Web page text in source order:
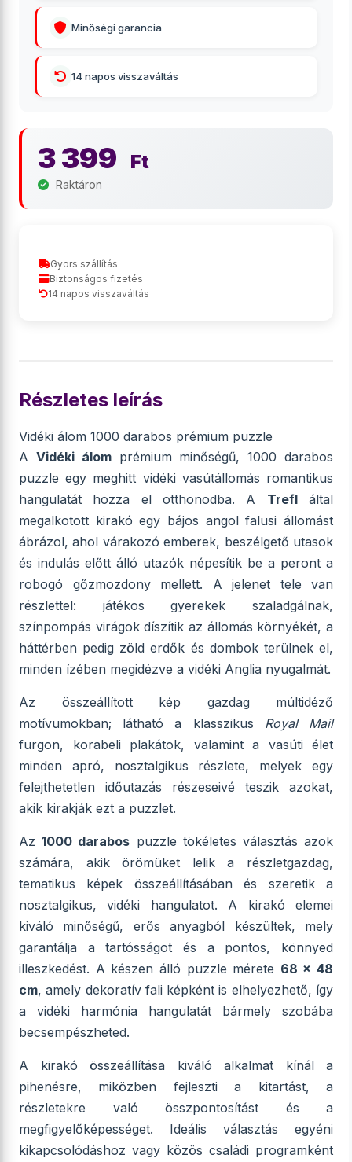
Minőségi garancia
14 napos visszaváltás
3 399 Ft
Raktáron
Gyors szállítás
Biztonságos fizetés
14 napos visszaváltás
Részletes leírás
Vidéki álom 1000 darabos prémium puzzle
A Vidéki álomprémium minőségű, 1000 darabos
puzzle egy meghitt vidéki vasútállomás romantikus
hangulatát hozza el otthonodba. A Trefláltal
megalkotott kirakó egy bájos angol falusi állomást
ábrázol, ahol várakozó emberek, beszélgető utasok
és indulás előtt álló utazók népesítik be a peront a
robogó gőzmozdony mellett. A jelenet tele van
részlettel: játékos gyerekek szaladgálnak,
színpompás virágok díszítik az állomás környékét, a
háttérben pedig zöld erdők és dombok terülnek el,
minden ízében megidézve a vidéki Anglia nyugalmát.
Az összeállított kép gazdag múltidéző
motívumokban; látható a klasszikus Royal Mail
furgon, korabeli plakátok, valamint a vasúti élet
minden apró, nosztalgikus részlete, melyek egy
felejthetetlen időutazás részeseivé teszik azokat,
akik kirakják ezt a puzzlet.
Az1000 darabos puzzle tökéletes választás azok
számára, akik örömüket lelik a részletgazdag,
tematikus képek összeállításában és szeretik a
nosztalgikus, vidéki hangulatot. A kirakó elemei
kiváló minőségű, erős anyagból készültek, mely
garantálja a tartósságot és a pontos, könnyed
illeszkedést. A készen álló puzzle mérete 68 x 48
cm, amely dekoratív fali képként is elhelyezhető, így
a vidéki harmónia hangulatát bármely szobába
becsempészheted.
A kirakó összeállítása kiváló alkalmat kínál a
pihenésre, miközben fejleszti a kitartást, a
részletekre való összpontosítást és a
megfigyelőképességet. Ideális választás egyéni
kikapcsolódáshoz vagy közös családi programként